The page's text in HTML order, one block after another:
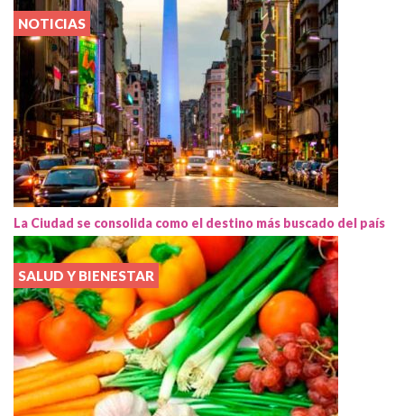
NOTICIAS
La Ciudad se consolida como el destino más buscado del país
SALUD Y BIENESTAR